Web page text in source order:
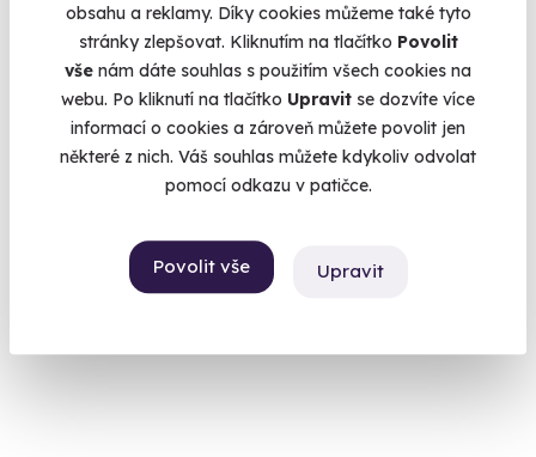
obsahu a reklamy. Díky cookies můžeme také tyto
stránky zlepšovat. Kliknutím na tlačítko Povolit
vše nám dáte souhlas s použitím všech cookies na
webu. Po kliknutí na tlačítko Upravit se dozvíte více
informací o cookies a zároveň můžete povolit jen
některé z nich. Váš souhlas můžete kdykoliv odvolat
pomocí odkazu v patičce.
Povolit vše Upravit
7.0
Jízda v Hyundai na okruhu
Vyzkoušejte Hyundai i20 N či i30 N v plné síle
1 790 Kč